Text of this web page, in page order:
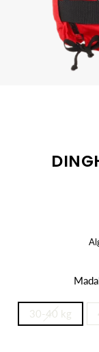
30-40 kg